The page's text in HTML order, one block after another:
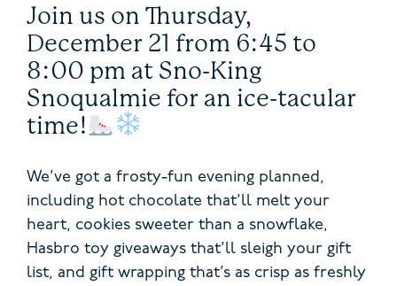
Join us on Thursday,
December 21 from 6:45 to
8:00 pm at Sno-King
Snoqualmie for an ice-tacular
time!
We’ve got a frosty-fun evening planned,
including hot chocolate that’ll melt your
heart, cookies sweeter than a snowflake,
Hasbro toy giveaways that’ll sleigh your gift
list, and gift wrapping that’s as crisp as freshly